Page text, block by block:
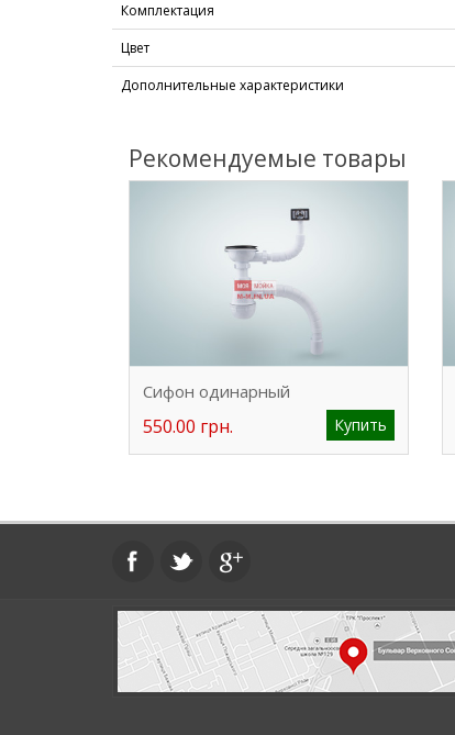
Комплектация
Цвет
Дополнительные характеристики
Рекомендуемые товары
Сифон одинарный
550.00 грн. Купить